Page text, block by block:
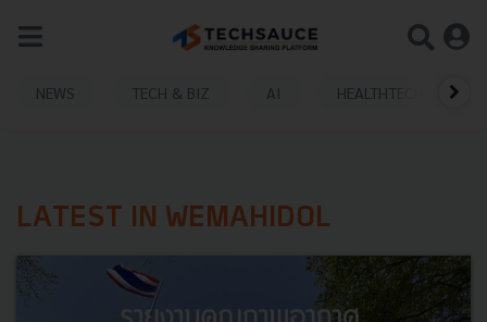
NEWS TECH & BIZ AI HEALTHTECH
LATEST IN WEMAHIDOL